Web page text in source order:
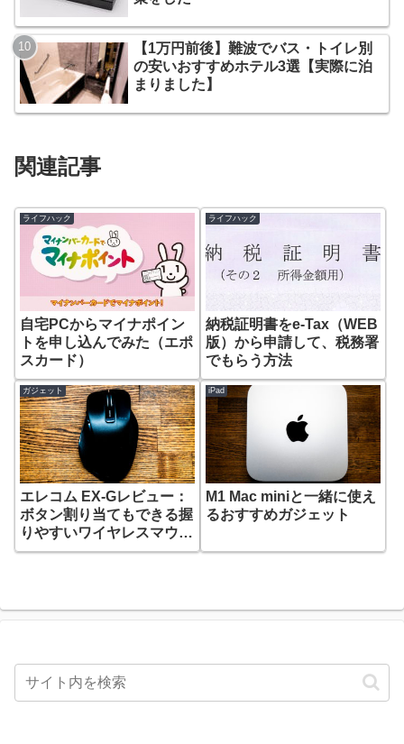
【1万円前後】難波でバス・トイレ別
の安いおすすめホテル3選【実際に泊
まりました】
関連記事
ライフハック
自宅PCからマイナポイン
トを申し込んでみた（エポ
スカード）
ライフハック
納税証明書をe-Tax（WEB
版）から申請して、税務署
でもらう方法
ガジェット
エレコム EX-Gレビュー：
ボタン割り当てもできる握
りやすいワイヤレスマウス
（M-XGM10DBBK）
iPad
M1 Mac miniと一緒に使え
るおすすめガジェット